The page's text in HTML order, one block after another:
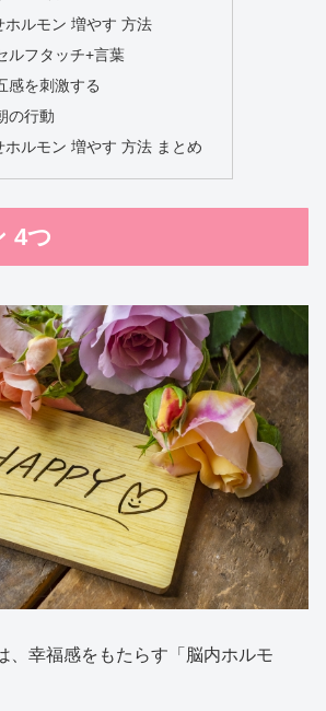
ホルモン 増やす 方法
ルフタッチ+言葉
感を刺激する
の行動
ホルモン 増やす 方法 まとめ
4つ
、幸福感をもたらす「脳内ホルモ